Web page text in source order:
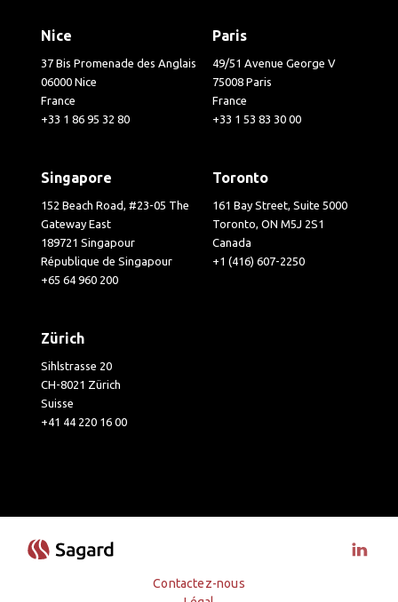
Nice
37 Bis Promenade des Anglais
06000 Nice
France
+33 1 86 95 32 80
Paris
49/51 Avenue George V
75008 Paris
France
+33 1 53 83 30 00
Singapore
152 Beach Road, #23-05 The
Gateway East
189721 Singapour
République de Singapour
+65 64 960 200
Toronto
161 Bay Street, Suite 5000
Toronto, ON M5J 2S1
Canada
+1 (416) 607-2250
Zürich
Sihlstrasse 20
CH-8021 Zürich
Suisse
+41 44 220 16 00
Contactez-nous